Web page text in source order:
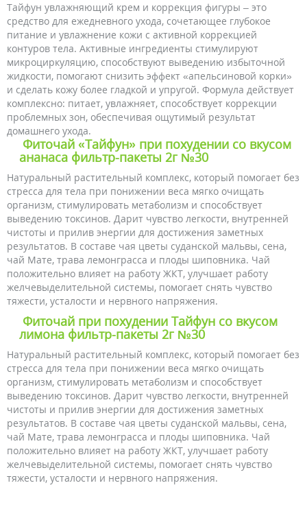
Тайфун увлажняющий крем и коррекция фигуры – это
средство для ежедневного ухода, сочетающее глубокое
питание и увлажнение кожи с активной коррекцией
контуров тела. Активные ингредиенты стимулируют
микроциркуляцию, способствуют выведению избыточной
жидкости, помогают снизить эффект «апельсиновой корки»
и сделать кожу более гладкой и упругой. Формула действует
комплексно: питает, увлажняет, способствует коррекции
проблемных зон, обеспечивая ощутимый результат
домашнего ухода.
Фиточай «Тайфун» при похудении со вкусом
ананаса фильтр-пакеты 2г №30
Натуральный растительный комплекс, который помогает без
стресса для тела при понижении веса мягко очищать
организм, стимулировать метаболизм и способствует
выведению токсинов. Дарит чувство легкости, внутренней
чистоты и прилив энергии для достижения заметных
результатов. В составе чая цветы суданской мальвы, сена,
чай Мате, трава лемонграсса и плоды шиповника. Чай
положительно влияет на работу ЖКТ, улучшает работу
желчевыделительной системы, помогает снять чувство
тяжести, усталости и нервного напряжения.
Фиточай при похудении Тайфун со вкусом
лимона фильтр-пакеты 2г №30
Натуральный растительный комплекс, который помогает без
стресса для тела при понижении веса мягко очищать
организм, стимулировать метаболизм и способствует
выведению токсинов. Дарит чувство легкости, внутренней
чистоты и прилив энергии для достижения заметных
результатов. В составе чая цветы суданской мальвы, сена,
чай Мате, трава лемонграсса и плоды шиповника. Чай
положительно влияет на работу ЖКТ, улучшает работу
желчевыделительной системы, помогает снять чувство
тяжести, усталости и нервного напряжения.